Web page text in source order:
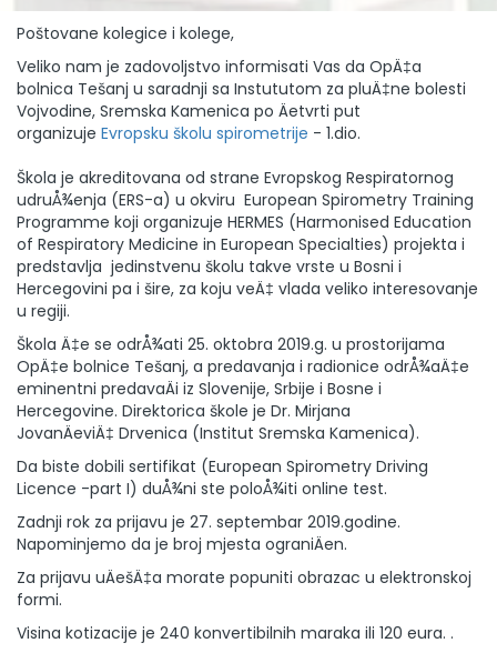
Poštovane kolegice i kolege,
Veliko nam je zadovoljstvo informisati Vas da OpÄ‡a
bolnica Tešanj u saradnji sa Instututom za pluÄ‡ne bolesti
Vojvodine, Sremska Kamenica po Äetvrti put
organizuje Evropsku školu spirometrije - 1.dio.
Škola je akreditovana od strane Evropskog Respiratornog
udruÅ¾enja (ERS-a) u okviru European Spirometry Training
Programme koji organizuje HERMES (Harmonised Education
of Respiratory Medicine in European Specialties) projekta i
predstavlja jedinstvenu školu takve vrste u Bosni i
Hercegovini pa i šire, za koju veÄ‡ vlada veliko interesovanje
u regiji.
Škola Ä‡e se odrÅ¾ati 25. oktobra 2019.g. u prostorijama
OpÄ‡e bolnice Tešanj, a predavanja i radionice odrÅ¾aÄ‡e
eminentni predavaÄi iz Slovenije, Srbije i Bosne i
Hercegovine. Direktorica škole je Dr. Mirjana
JovanÄeviÄ‡ Drvenica (Institut Sremska Kamenica).
Da biste dobili sertifikat (European Spirometry Driving
Licence -part I) duÅ¾ni ste poloÅ¾iti online test.
Zadnji rok za prijavu je 27. septembar 2019.godine.
Napominjemo da je broj mjesta ograniÄen.
Za prijavu uÄešÄ‡a morate popuniti obrazac u elektronskoj
formi.
Visina kotizacije je 240 konvertibilnih maraka ili 120 eura. .